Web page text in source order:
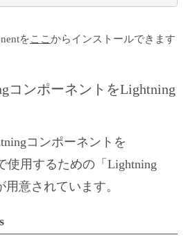
をここ からインストールできます
コンポーネントをLightning
コンポーネントを
使用するための「Lightning
意されています。